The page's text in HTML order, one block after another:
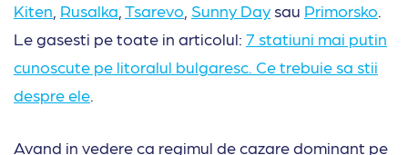
Kiten Rusalka Tsarevo Sunny Daysau Primorsko.
Le gasesti pe toate in articolul: 7 statiuni mai putin
cunoscute pe litoralul bulgaresc. Ce trebuie sa stii
despre ele.
Avand in vedere ca regimul de cazare dominant pe